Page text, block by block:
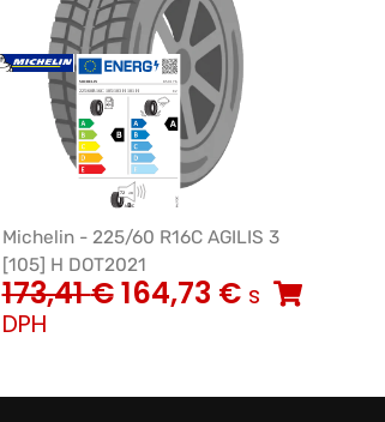
Michelin - 225/60 R16C AGILIS 3
[105] H DOT2021
173,41€164,73 € s
DPH